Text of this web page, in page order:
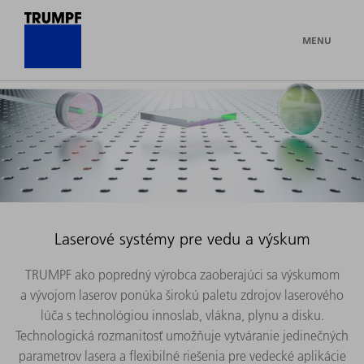
MENU
Laserové systémy pre vedu a výskum
TRUMPF ako popredný výrobca zaoberajúci sa výskumom
a vývojom laserov ponúka širokú paletu zdrojov laserového
lúča s technológiou innoslab, vlákna, plynu a disku.
Technologická rozmanitosť umožňuje vytváranie jedinečných
parametrov lasera a flexibilné riešenia pre vedecké aplikácie